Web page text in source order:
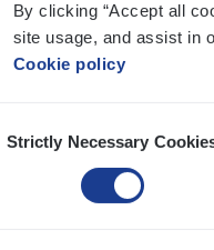
By clicking “Accept all
site usage, and assist in
Cookie policy
Strictly Necessary